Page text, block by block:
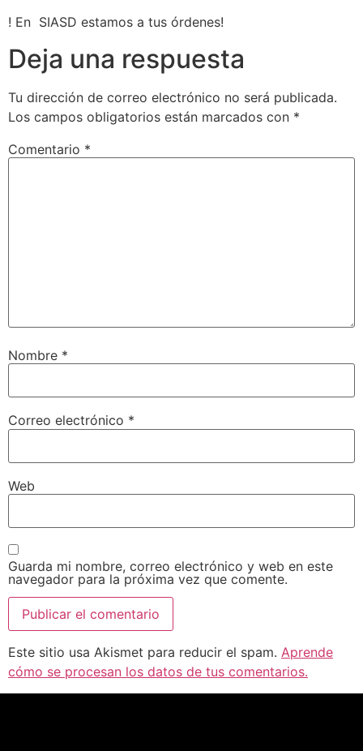
! En SIASD estamos a tus órdenes!
Deja una respuesta
Tu dirección de correo electrónico no será publicada.
Los campos obligatorios están marcados con *
Comentario *
Nombre *
Correo electrónico *
Web
Guarda mi nombre, correo electrónico y web en este
navegador para la próxima vez que comente.
Este sitio usa Akismet para reducir el spam. Aprende
cómo se procesan los datos de tus comentarios.